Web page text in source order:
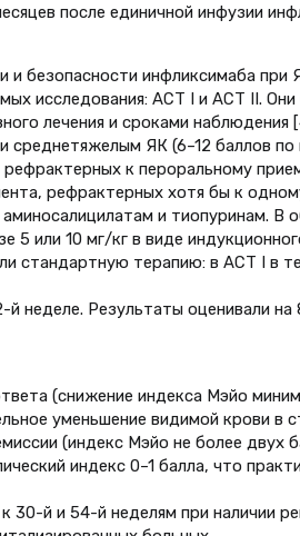
после единичной инфузии
и безопасности инфликсимаба
исследования: АСТ I и АСТ II.
лечения и сроками
среднетяжелым ЯК (6–12 баллов по
к пероральному
рефрактерных хотя бы к
и тиопуринам. В
5 или 10 мг/кг в виде
стандартную терапию: в АСТ I в
й неделе. Результаты оценивали
(снижение индекса Мэйо
уменьшение видимой крови в
(индекс Мэйо не более двух
индекс 0–1 балла, что
30-й и 54-й неделям при наличии